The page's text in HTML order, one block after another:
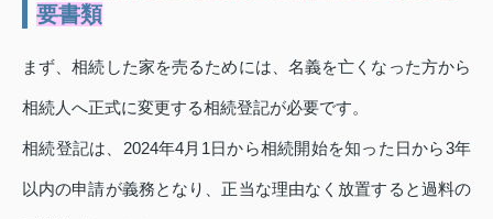
要書類
まず、相続した家を売るためには、名義を亡くなった方から
相続人へ正式に変更する相続登記が必要です。
相続登記は、2024年4月1日から相続開始を知った日から3年
以内の申請が義務となり、正当な理由なく放置すると過料の